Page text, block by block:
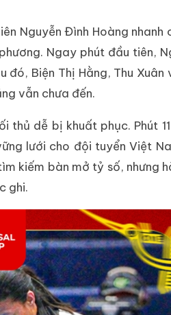
Nguyễn Đình Hoàng nhanh
Ngay phút đầu tiên,
Biện Thị Hằng, Thu Xuân
vẫn chưa đến.
thủ dễ bị khuất phục. Phút
lưới cho đội tuyển Việt
kiếm bàn mở tỷ số, nhưng
ghi.